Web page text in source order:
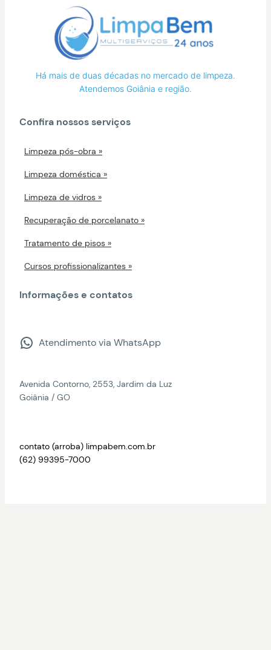
Há mais de duas décadas no mercado de limpeza.
Atendemos Goiânia e região.
Confira nossos serviços
Limpeza pós-obra
Limpeza doméstica
Limpeza de vidros
Recuperação de porcelanato
Tratamento de pisos
Cursos profissionalizantes
Informações e contatos
Atendimento via WhatsApp
Avenida Contorno, 2553, Jardim da Luz
Goiânia / GO
contato (arroba) limpabem.com.br
(62) 99395-7000